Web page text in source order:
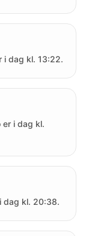
i dag kl. 13:22.
i dag kl.
dag kl. 20:38.